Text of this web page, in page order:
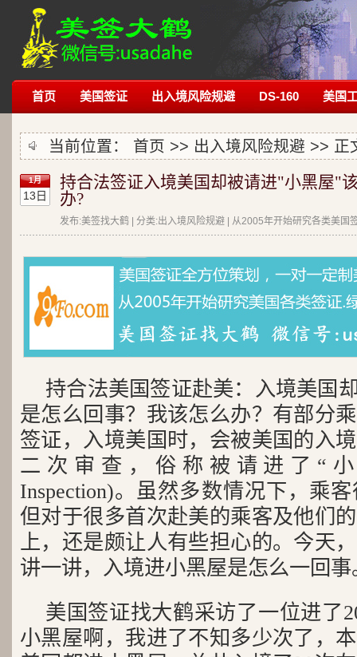
首页 美国签证 出入境风险规避 DS-160 美国
当前位置： 首页 >> 出入境风险规避 >> 正
1月
13日
持合法签证入境美国却被请进"小黑屋"
办?
发布:美签找大鹤 | 分类:出入境风险规避 | 从2005年开始研究各类美国
持合法美国签证赴美：入境美国
是怎么回事？我该怎么办？有部分
签证，入境美国时，会被美国的入
二次审查，俗称被请进了“小
Inspection)。虽然多数情况下，乘
但对于很多首次赴美的乘客及他们
上，还是颇让人有些担心的。今天
讲一讲，入境进小黑屋是怎么一回事
美国签证找大鹤采访了一位进了
小黑屋啊，我进了不知多少次了，